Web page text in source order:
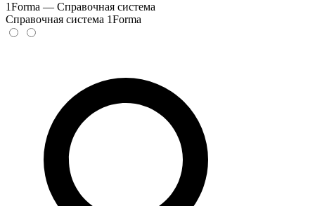
1Forma — Справочная система
Справочная система 1Forma